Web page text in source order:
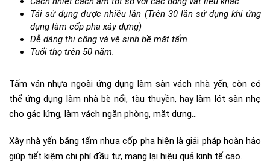
Tái sử dụng được nhiều lần (Trên 30 lần sử dụng khi ứng
dụng làm cốp pha xây dựng)
Dễ dàng thi công và vệ sinh bề mặt tấm
Tuổi thọ trên 50 năm.
Tấm ván nhựa ngoài ứng dụng làm sàn vách nhà yến, còn có
thể ứng dụng làm nhà bè nổi, tàu thuyền, hay làm lót sàn nhẹ
cho gác lửng, làm vách ngăn phòng, mặt dựng…
Xây nhà yến bằng tấm nhựa cốp pha hiện là giải pháp hoàn hảo
giúp tiết kiệm chi phí đầu tư, mang lại hiệu quả kinh tế cao.